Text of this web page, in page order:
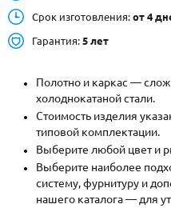
ПН-СБ - с 9:00
Каталог
Срок изготовления: от 4
Гарантия: 5 лет
Полотно и каркас —
холоднокатаной стали.
Стоимость изделия
типовой комплектации.
Выберите любой цвет и
Выберите наиболее
систему, фурнитуру и
нашего каталога — для